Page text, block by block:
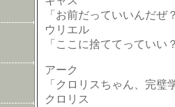
「お前だっていいんだぜ
ウリエル
「ここに捨ててっていい
アーク
「クロリスちゃん、完
クロリス